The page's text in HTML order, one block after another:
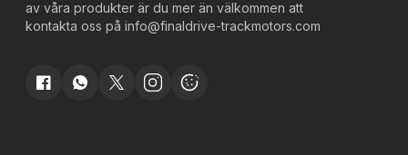
av våra produkter är du mer än välkommen att
kontakta oss på info@finaldrive-trackmotors.com